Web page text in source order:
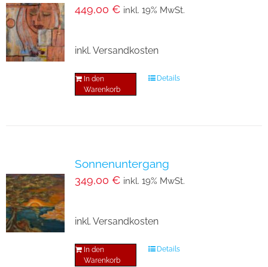
449,00 € inkl. 19% MwSt.
inkl. Versandkosten
In den
Warenkorb
Details
Sonnenuntergang
349,00 € inkl. 19% MwSt.
inkl. Versandkosten
In den
Warenkorb
Details